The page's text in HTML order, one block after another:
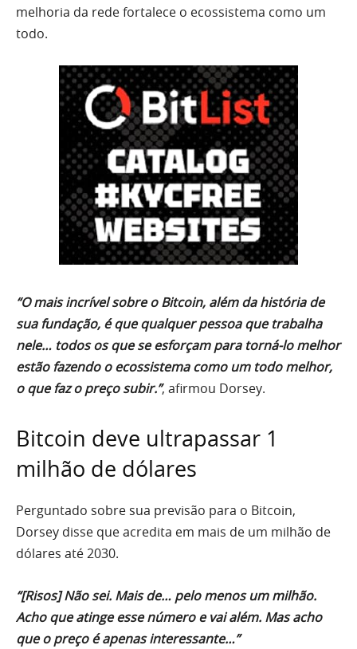
melhoria da rede fortalece o ecossistema como um
todo.
“O mais incrível sobre o Bitcoin, além da história de
sua fundação, é que qualquer pessoa que trabalha
nele… todos os que se esforçam para torná-lo melhor
estão fazendo o ecossistema como um todo melhor,
o que faz o preço subir.”, afirmou Dorsey.
Bitcoin deve ultrapassar 1
milhão de dólares
Perguntado sobre sua previsão para o Bitcoin,
Dorsey disse que acredita em mais de um milhão de
dólares até 2030.
“[Risos] Não sei. Mais de… pelo menos um milhão.
Acho que atinge esse número e vai além. Mas acho
que o preço é apenas interessante…”